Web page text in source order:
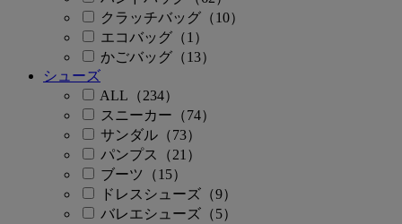
クラッチバッグ（10）
エコバッグ（1）
かごバッグ（13）
シューズ
ALL（234）
スニーカー（74）
サンダル（73）
パンプス（21）
ブーツ（15）
ドレスシューズ（9）
バレエシューズ（5）